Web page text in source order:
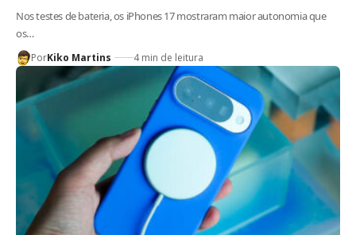
Nos testes de bateria, os iPhones 17 mostraram maior autonomia que
os…
PorKiko Martins 4 min de leitura